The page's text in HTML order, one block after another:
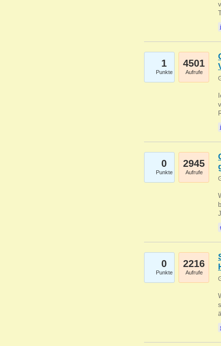
1
Punkte
4501
Aufrufe
0
Punkte
2945
Aufrufe
0
Punkte
2216
Aufrufe